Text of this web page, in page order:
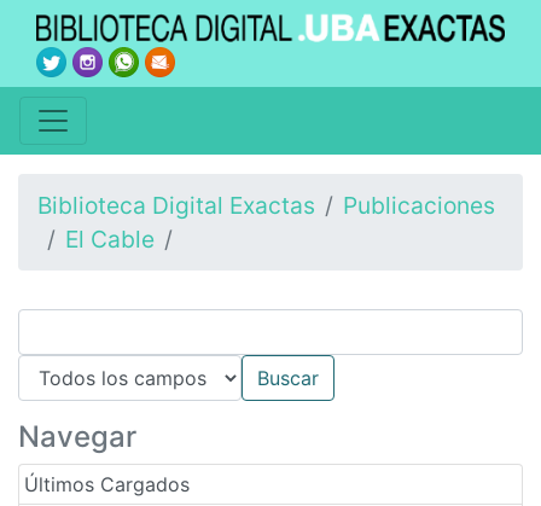
Biblioteca Digital Exactas
Publicaciones
El Cable
Navegar
Últimos Cargados